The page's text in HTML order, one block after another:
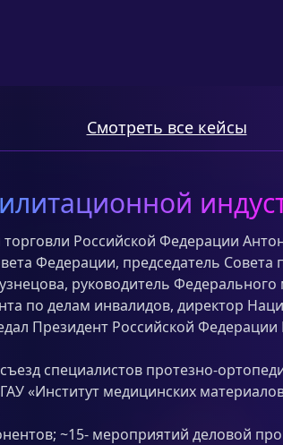
Смотреть все кейсы
Российской Федерации
Федерации, председатель
руководитель
по делам инвалидов, директор
Президент Российской
специалистов протезно-
«Институт медицинских
~15- мероприятий деловой